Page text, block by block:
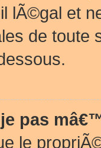
lÃ©gal et
de
pas
le